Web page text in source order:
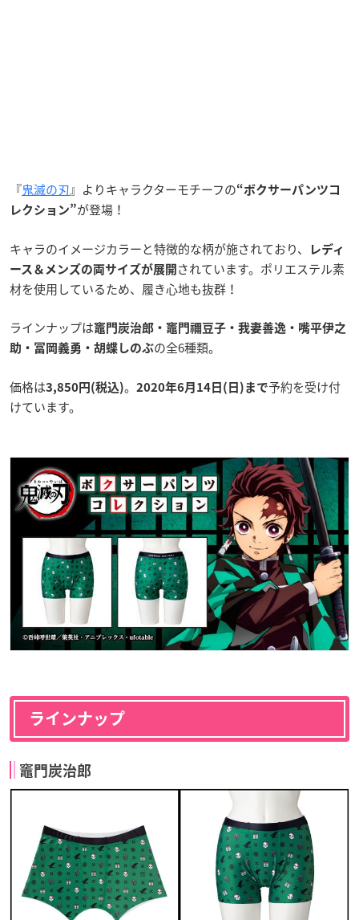
『鬼滅の刃』よりキャラクターモチーフの“ボクサーパンツコ
レクション”が登場！
キャラのイメージカラーと特徴的な柄が施されており、
レディ
ース＆メンズの両サイズが展開 されています。ポリエステル素
材を使用しているため、履き心地も抜群！
ラインナップは竈門炭治郎・竈門禰豆子・我妻善逸・嘴平伊之
助・冨岡義勇・胡蝶しのぶの全6種類。
価格は3,850円(税込)。 2020年6月14日(日)まで予約を受け付
けています。
ラインナップ
竈門炭治郎